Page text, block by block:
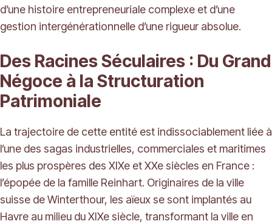
d’une histoire entrepreneuriale complexe et d’une
gestion intergénérationnelle d’une rigueur absolue.
Des Racines Séculaires : Du Grand
Négoce à la Structuration
Patrimoniale
La trajectoire de cette entité est indissociablement liée à
l’une des sagas industrielles, commerciales et maritimes
les plus prospères des XIXe et XXe siècles en France :
l’épopée de la famille Reinhart. Originaires de la ville
suisse de Winterthour, les aïeux se sont implantés au
Havre au milieu du XIXe siècle, transformant la ville en